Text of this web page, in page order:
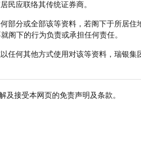
民应联络其传统证券商。
部分或全部该等资料，若阁下于所居住
阁下的行为负责或承担任何责任。
任何其他方式使用对该等资料，瑞银集
及接受本网页的免责声明及条款。